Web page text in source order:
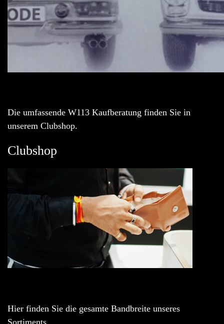
Die umfassende W113 Kaufberatung finden Sie in
unserem Clubshop.
Clubshop
Hier finden Sie die gesamte Bandbreite unseres
Sortiments.